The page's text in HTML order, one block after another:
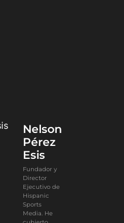
Nelson
Pérez
Esis
Fundador y
Director
Ejecutivo de
Hispanic
Sports
Media. He